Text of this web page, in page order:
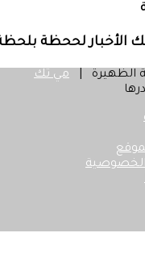
الأخبار لححظة
مي تك